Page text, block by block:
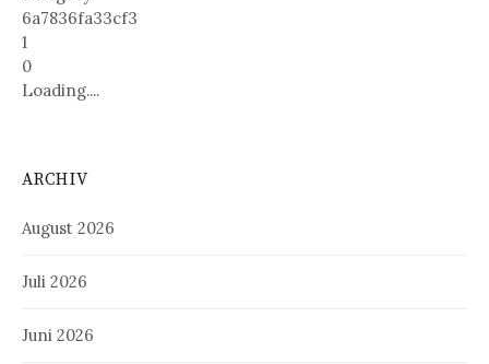
6a7836fa33cf3
1
0
Loading....
ARCHIV
August 2026
Juli 2026
Juni 2026